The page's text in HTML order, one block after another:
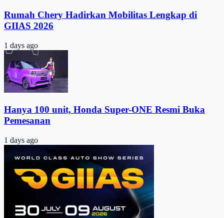
Rumah Chery Hadirkan Mobilitas Lengkap di
GIIAS 2026
1 days ago
Hanya 100 unit, Honda Super-ONE Resmi Buka
Pemesanan
1 days ago